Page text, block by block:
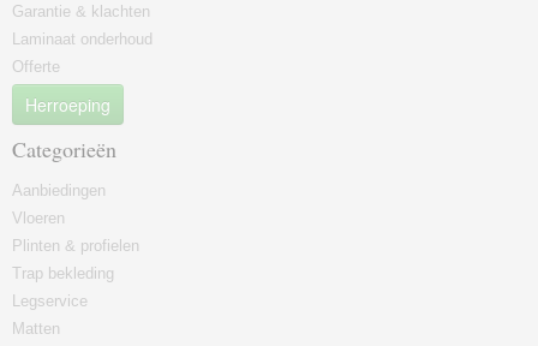
Garantie & klachten
Laminaat onderhoud
Offerte
Herroeping
Categorieën
Aanbiedingen
Vloeren
Plinten & profielen
Trap bekleding
Legservice
Matten